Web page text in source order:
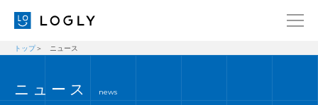
経営理念
トップ ニュース
ニュース news